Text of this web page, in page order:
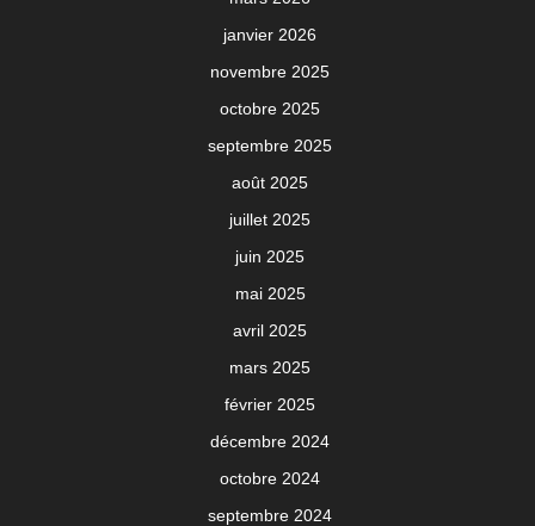
janvier 2026
novembre 2025
octobre 2025
septembre 2025
août 2025
juillet 2025
juin 2025
mai 2025
avril 2025
mars 2025
février 2025
décembre 2024
octobre 2024
septembre 2024